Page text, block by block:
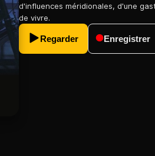
d'influences méridionales, d'une
de vivre.
Regarder Enregistrer